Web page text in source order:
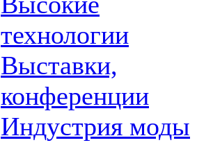
технологии
Выставки,
конференции
Индустрия моды